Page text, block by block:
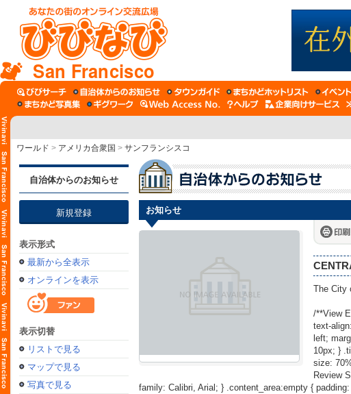
San Francisco
ワールド > アメリカ合衆国 > サンフランシスコ
自治体からのお知らせ
新規登録
表示形式
最新から全表示
オンラインを表示
表示切替
リストで見る
マップで見る
写真で見る
お知らせ
The City
/**View
text-
left;
10px; }
size:
Review
family: Calibri, Arial; } .content_area:empty {